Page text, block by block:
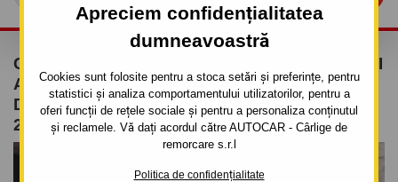
Apreciem confidențialitatea
dumneavoastră
Cookies sunt folosite pentru a stoca setări și preferințe, pentru
statistici și analiza comportamentului utilizatorilor, pentru a
oferi funcții de rețele sociale și pentru a personaliza conținutul
și reclamele. Vă dați acordul către AUTOCAR - Cârlige de
remorcare s.r.l
Politica de confidențialitate
CÂRLIG DE REMORCARE PENTRU HYUNDAI
ACCENT - 3/5/4UŞI. (LC) - SISTEM
DEMONTABIL AUTOMAT CU CLEMĂ- DIN
2000 PÂNĂ 2006